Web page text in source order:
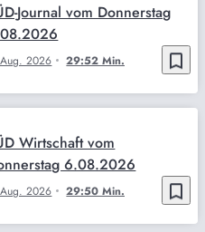
bookmark_border
2026 29:52 Min.
Journal vom Donnerstag
bookmark_border
2026 29:50 Min.
Wirtschaft vom
6.08.2026